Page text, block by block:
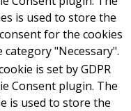
is used to store the
for the cookies
category "Necessary".
is set by GDPR
Consent plugin. The
is used to store the